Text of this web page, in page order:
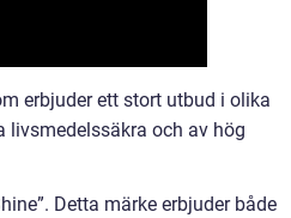
erbjuder ett stort utbud i olika
livsmedelssäkra och av hög
Detta märke erbjuder både